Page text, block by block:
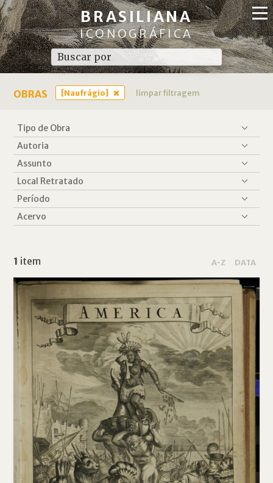
BRASILIANA
ICONOGRÁFICA
OBRAS [Naufrágio] limpar filtragem
1 item A-Z DATA